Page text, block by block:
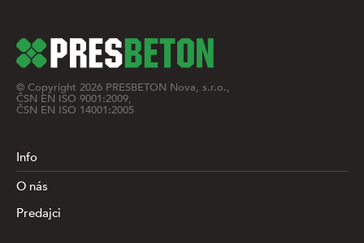
© Copyright 2026 PRESBETON Nova, s.r.o.,
ČSN EN ISO 9001:2009,
ČSN EN ISO 14001:2005
Info
O nás
Predajci